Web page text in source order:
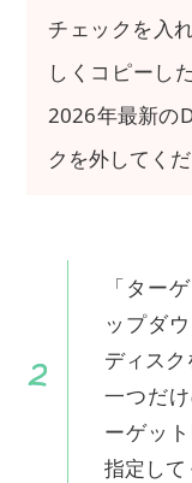
チェックを入
しくコピーし
2026年最新の
クを外してくだ
「ター
ップダ
ディスク
一つだ
ーゲッ
指定して